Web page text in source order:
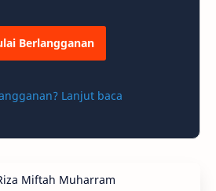
Berlangganan
Lanjut baca